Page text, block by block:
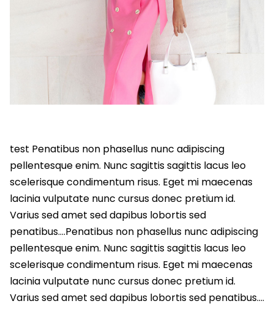
test Penatibus non phasellus nunc adipiscing
pellentesque enim. Nunc sagittis sagittis lacus leo
scelerisque condimentum risus. Eget mi maecenas
lacinia vulputate nunc cursus donec pretium id.
Varius sed amet sed dapibus lobortis sed
penatibus….Penatibus non phasellus nunc adipiscing
pellentesque enim. Nunc sagittis sagittis lacus leo
scelerisque condimentum risus. Eget mi maecenas
lacinia vulputate nunc cursus donec pretium id.
Varius sed amet sed dapibus lobortis sed penatibus….